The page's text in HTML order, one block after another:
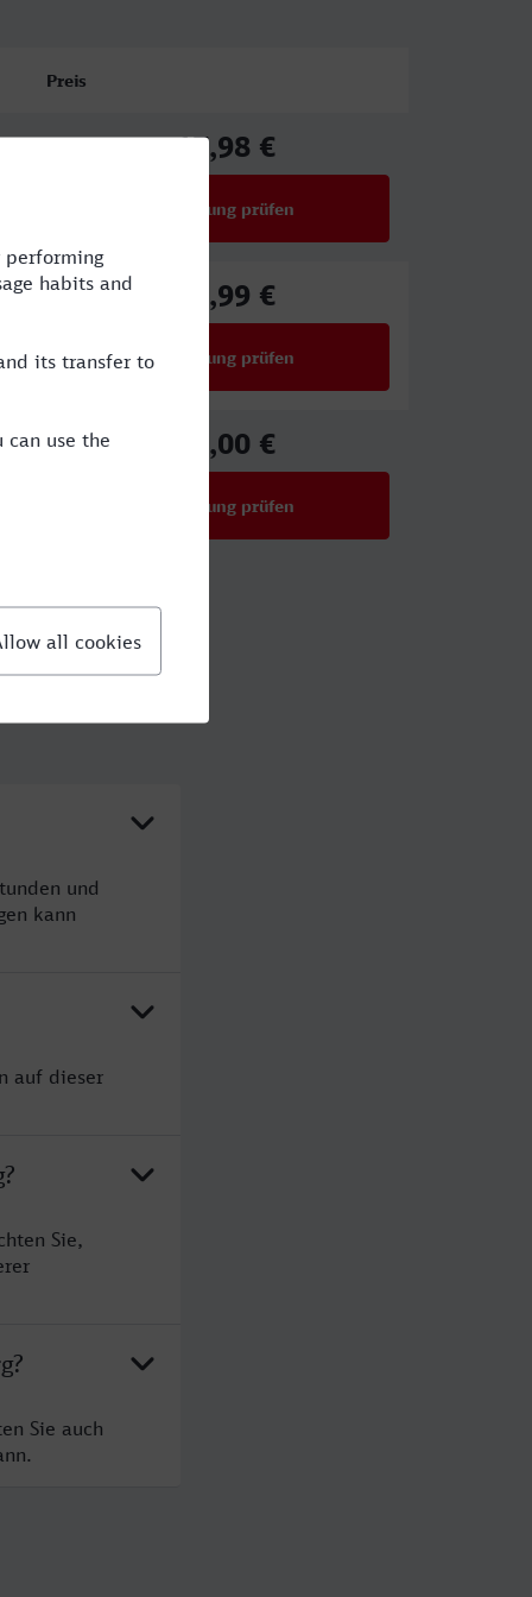
Preis
17,98 €
Verbindung prüfen
26,99 €
Verbindung prüfen
32,00 €
Verbindung prüfen
und
kann
auf dieser
Sie,
Sie auch